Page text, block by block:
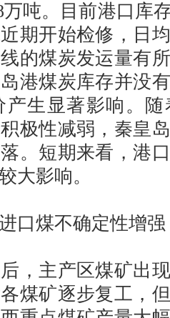
吨。目前港口库
期开始检修，日
的煤炭发运量有
港煤炭库存并没
产生显著影响。
极性减弱，秦皇
。短期来看，港
大影响。
煤不确定性增强
主产区煤矿出现
煤矿逐步复工，